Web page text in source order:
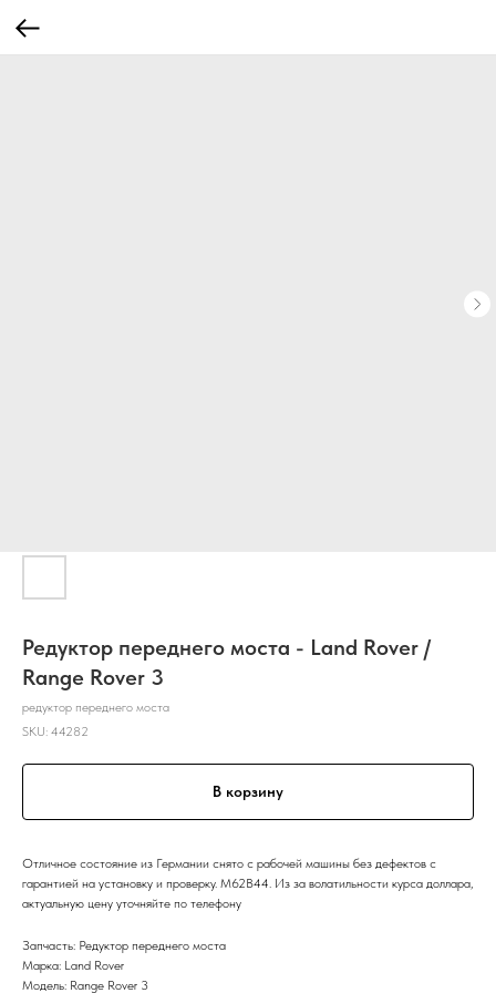
Редуктор переднего моста - Land Rover /
Range Rover 3
редуктор переднего моста
SKU: 44282
В корзину
Отличное состояние из Германии снято с рабочей машины без дефектов с
гарантией на установку и проверку. M62B44. Из за волатильности курса доллара,
актуальную цену уточняйте по телефону
Запчасть: Редуктор переднего моста
Марка: Land Rover
Модель: Range Rover 3